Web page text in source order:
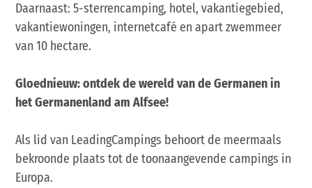
Daarnaast: 5-sterrencamping, hotel, vakantiegebied,
vakantiewoningen, internetcafé en apart zwemmeer
van 10 hectare.
Gloednieuw: ontdek de wereld van de Germanen in
het Germanenland am Alfsee!
Als lid van LeadingCampings behoort de meermaals
bekroonde plaats tot de toonaangevende campings in
Europa.